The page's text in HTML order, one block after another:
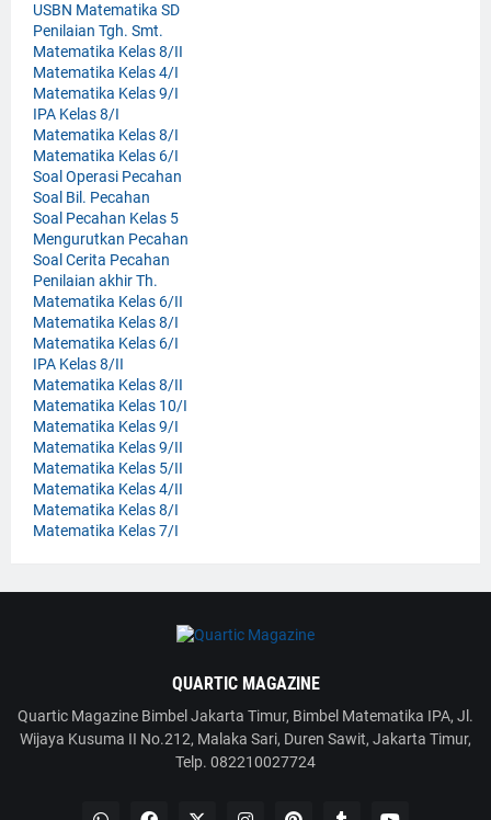
USBN Matematika SD
Penilaian Tgh. Smt.
Matematika Kelas 8/II
Matematika Kelas 4/I
Matematika Kelas 9/I
IPA Kelas 8/I
Matematika Kelas 8/I
Matematika Kelas 6/I
Soal Operasi Pecahan
Soal Bil. Pecahan
Soal Pecahan Kelas 5
Mengurutkan Pecahan
Soal Cerita Pecahan
Penilaian akhir Th.
Matematika Kelas 6/II
Matematika Kelas 8/I
Matematika Kelas 6/I
IPA Kelas 8/II
Matematika Kelas 8/II
Matematika Kelas 10/I
Matematika Kelas 9/I
Matematika Kelas 9/II
Matematika Kelas 5/II
Matematika Kelas 4/II
Matematika Kelas 8/I
Matematika Kelas 7/I
QUARTIC MAGAZINE
Quartic Magazine Bimbel Jakarta Timur, Bimbel Matematika IPA, Jl.
Wijaya Kusuma II No.212, Malaka Sari, Duren Sawit, Jakarta Timur,
Telp. 082210027724